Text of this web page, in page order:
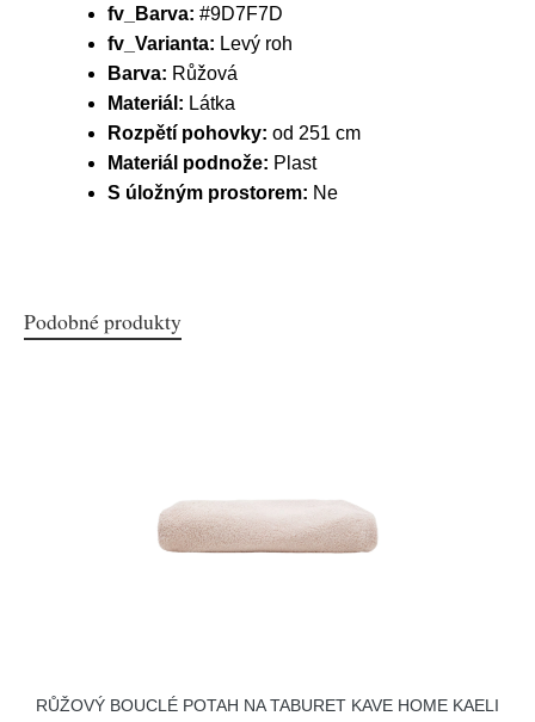
fv_Barva: #9D7F7D
fv_Varianta: Levý roh
Barva: Růžová
Materiál: Látka
Rozpětí pohovky: od 251 cm
Materiál podnože: Plast
S úložným prostorem: Ne
Podobné produkty
RŮŽOVÝ BOUCLÉ POTAH NA TABURET KAVE HOME KAELI